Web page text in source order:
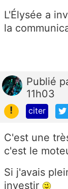
L'Élysée a
la
Publié
11h03
!
citer
C'est une
c'est le
Si j'avais
investir